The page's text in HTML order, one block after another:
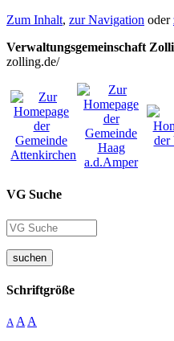
Zum Inhalt, zur Navigation oder
Verwaltungsgemeinschaft
zolling.de/
VG Suche
suchen
Schriftgröße
A A A